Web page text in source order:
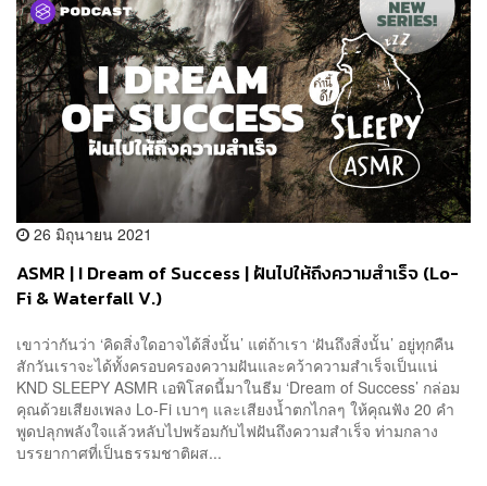
26 มิถุนายน 2021
ASMR | I Dream of Success | ฝันไปให้ถึงความสำเร็จ (Lo-
Fi & Waterfall V.)
เขาว่ากันว่า ‘คิดสิ่งใดอาจได้สิ่งนั้น’ แต่ถ้าเรา ‘ฝันถึงสิ่งนั้น’ อยู่ทุกคืน
สักวันเราจะได้ทั้งครอบครองความฝันและคว้าความสำเร็จเป็นแน่
KND SLEEPY ASMR เอพิโสดนี้มาในธีม ‘Dream of Success’ กล่อม
คุณด้วยเสียงเพลง Lo-Fi เบาๆ และเสียงน้ำตกไกลๆ ให้คุณฟัง 20 คำ
พูดปลุกพลังใจแล้วหลับไปพร้อมกับไฟฝันถึงความสำเร็จ ท่ามกลาง
บรรยากาศที่เป็นธรรมชาติผส...